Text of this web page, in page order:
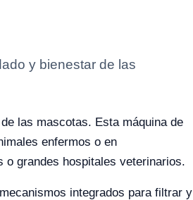
y bienestar de las
las mascotas. Esta máquina de
enfermos o en
grandes hospitales veterinarios.
integrados para filtrar y